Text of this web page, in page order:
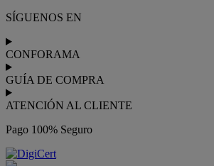
SÍGUENOS EN
CONFORAMA
GUÍA DE COMPRA
ATENCIÓN AL CLIENTE
Pago 100% Seguro